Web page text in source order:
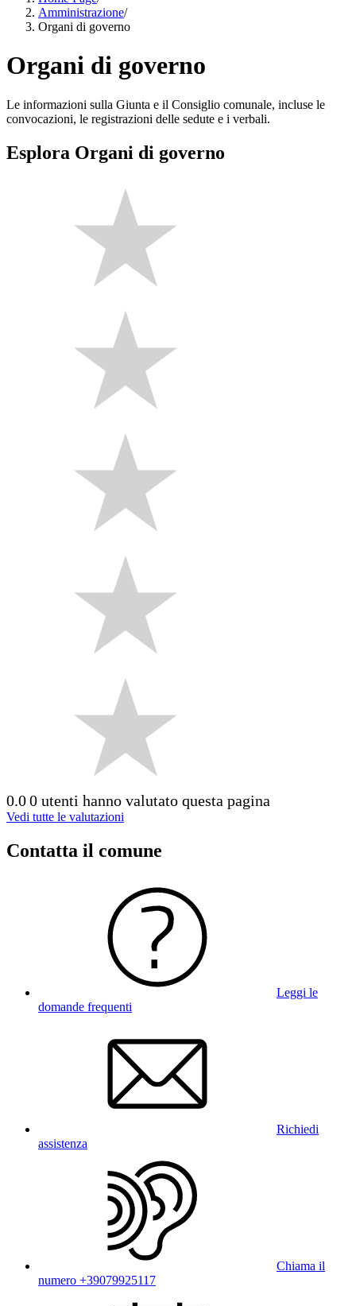
Amministrazione/
Organi di governo
Organi di governo
Le informazioni sulla Giunta e il Consiglio comunale, incluse le
convocazioni, le registrazioni delle sedute e i verbali.
Esplora Organi di governo
0.00 utenti hanno valutato questa pagina
Vedi tutte le valutazioni
Contatta il comune
Leggi le
domande frequenti
Richiedi
assistenza
Chiama il
numero +39079925117